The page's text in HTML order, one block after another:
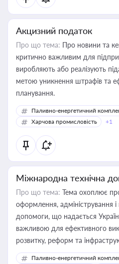
Акцизний податок
Про що тема: Про новини та
критично важливим для
виробляють або реалізують
метою уникнення штрафів та
планування.
Паливно-енергетичний
Харчова промисловість
+1
Міжнародна технічна
Про що тема: Тема охоплює
оформлення, адміністрування і
допомоги, що надається
важливою для ефективного
розвитку, реформ та
Паливно-енергетичний